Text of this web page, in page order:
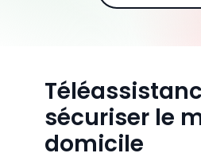
sécuriser le
domicile